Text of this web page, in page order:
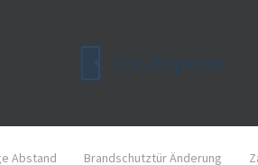
Abstand Brandschutztür Änderung